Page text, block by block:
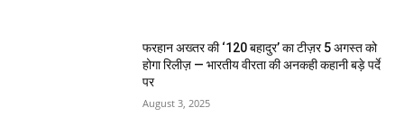
फरहान अख्तर की ‘120 बहादुर’ का टीज़र 5 अगस्त को
होगा रिलीज़ — भारतीय वीरता की अनकही कहानी बड़े पर्दे
पर
August 3, 2025